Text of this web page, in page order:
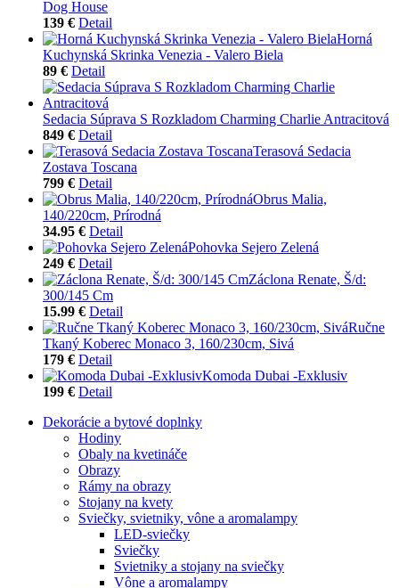
Dog House
139 € Detail
Horná
Kuchynská Skrinka Venezia - Valero Biela
89 € Detail
Sedacia Súprava S Rozkladom Charming Charlie Antracitová
849 € Detail
Terasová Sedacia
Zostava Toscana
799 € Detail
Obrus Malia,
140/220cm, Prírodná
34.95 € Detail
Pohovka Sejero Zelená
249 € Detail
Záclona Renate, Š/d:
300/145 Cm
15.99 € Detail
Ručne
Tkaný Koberec Monaco 3, 160/230cm, Sivá
179 € Detail
Komoda Dubai -Exklusiv
199 € Detail
Dekorácie a bytové doplnky
Hodiny
Obaly na kvetináče
Obrazy
Rámy na obrazy
Stojany na kvety
Sviečky, svietniky, vône a aromalampy
LED-sviečky
Sviečky
Svietniky a stojany na sviečky
Vône a aromalampy